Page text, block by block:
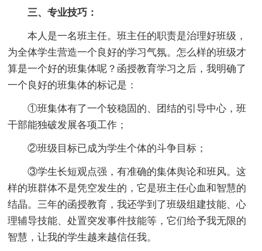
三、专业技巧：
本人 是一名班主任。班主任的职责是治理好班级，
为全体学生营造一个良好的学习气氛。怎么样的班级才
算是一个好的班集体呢？函授教育学习之后，我明确了
一个良好的班集体的标记是：
①班集体有了一个较稳固的、团结的引导中心，班
干部能独破发展各项工作；
②班级目标已成为学生个体的斗争目标；
③学生长短观点强，有准确的集体舆论和班风。这
样的班群体不是凭空发生的，它是班主任心血和智慧的
结晶。三年的函授教育，我还学到了班级组建技能、心
理辅导技能、处置突发事件技能等，它们给予我无限的
智慧，让我的学生越来越信任我。